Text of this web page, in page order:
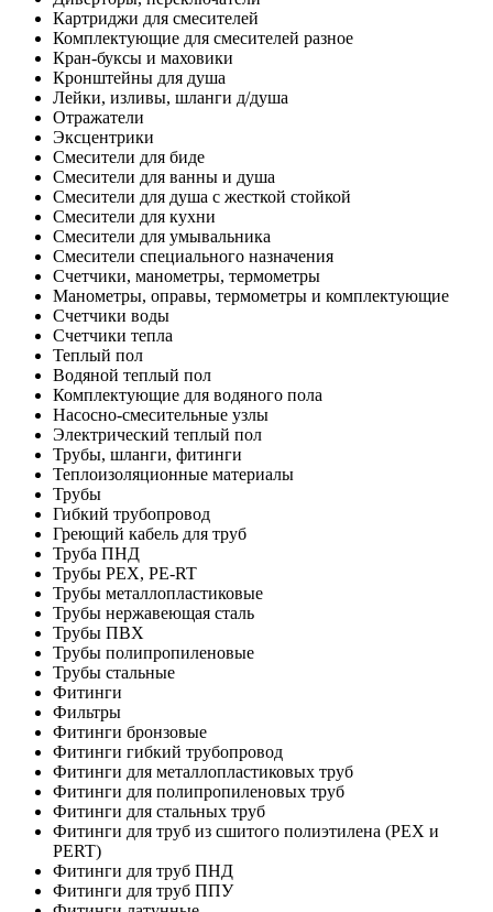
Картриджи для смесителей
Комплектующие для смесителей разное
Кран-буксы и маховики
Кронштейны для душа
Лейки, изливы, шланги д/душа
Отражатели
Эксцентрики
Смесители для биде
Смесители для ванны и душа
Смесители для душа с жесткой стойкой
Смесители для кухни
Смесители для умывальника
Смесители специального назначения
Счетчики, манометры, термометры
Манометры, оправы, термометры и комплектующие
Счетчики воды
Счетчики тепла
Теплый пол
Водяной теплый пол
Комплектующие для водяного пола
Насосно-смесительные узлы
Электрический теплый пол
Трубы, шланги, фитинги
Теплоизоляционные материалы
Трубы
Гибкий трубопровод
Греющий кабель для труб
Труба ПНД
Трубы PEX, PE-RT
Трубы металлопластиковые
Трубы нержавеющая сталь
Трубы ПВХ
Трубы полипропиленовые
Трубы стальные
Фитинги
Фильтры
Фитинги бронзовые
Фитинги гибкий трубопровод
Фитинги для металлопластиковых труб
Фитинги для полипропиленовых труб
Фитинги для стальных труб
Фитинги для труб из сшитого полиэтилена (PEX и
PERT)
Фитинги для труб ПНД
Фитинги для труб ППУ